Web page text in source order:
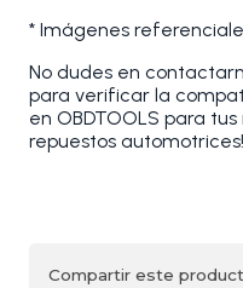
* Imágenes
No dudes en
para verificar la
en OBDTOOLS para
repuestos
Compartir este